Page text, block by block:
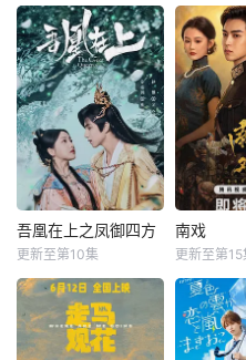
吾凰在上之凤御四方
更新至第10集
南戏
更新至第15